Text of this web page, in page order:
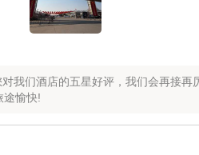
我们酒店的五星好评，我们会再接再
途愉快!